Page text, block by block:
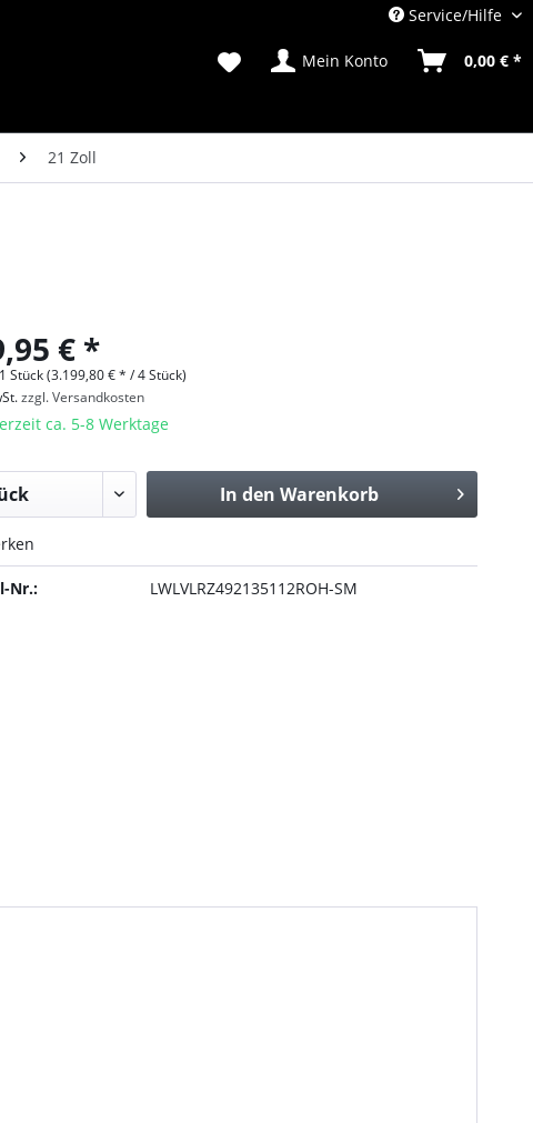
Service/Hilfe
Mein Konto 0,00 € *
21 Zoll
€ *
1 Stück (3.199,80 € * / 4 Stück)
zzgl. Versandkosten
ca. 5-8 Werktage
In den Warenkorb
Nr.: LWLVLRZ492135112ROH-SM